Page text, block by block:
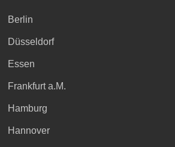
Berlin
Düsseldorf
Essen
Frankfurt a.M.
Hamburg
Hannover